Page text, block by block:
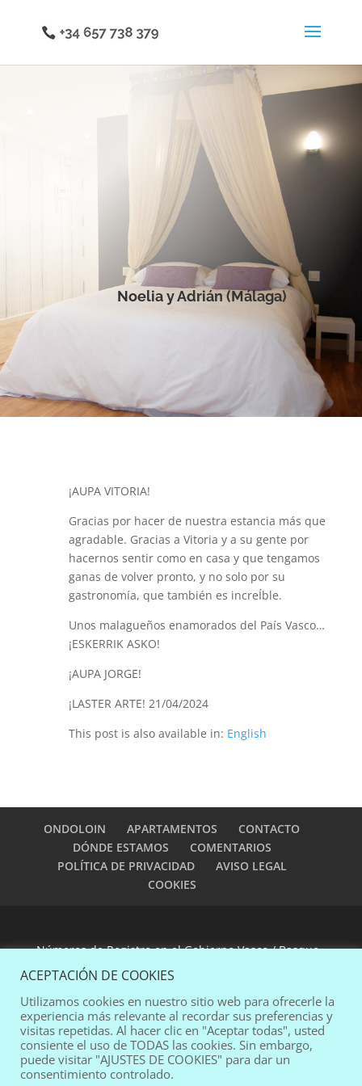
Noelia y Adrián (Málaga)
¡AUPA VITORIA!
Gracias por hacer de nuestra estancia más que
agradable. Gracias a Vitoria y a su gente por
hacernos sentir como en casa y que tengamos
ganas de volver pronto, y no solo por su
gastronomía, que también es increÍble.
Unos malagueños enamorados del País Vasco…
¡ESKERRIK ASKO!
¡AUPA JORGE!
¡LASTER ARTE! 21/04/2024
This post is also available in: English
Números de Registro en el Gobierno Vasco / Basque
Government Registration Numbers:
web design:pablomad
ONDOLOIN APARTAMENTOS
CONTACTO
DÓNDE ESTAMOS
COMENTARIOS
POLÍTICA DE PRIVACIDAD
AVISO LEGAL
COOKIES
ACEPTACIÓN DE COOKIES
Utilizamos cookies en nuestro sitio web para ofrecerle la
experiencia más relevante al recordar sus preferencias y
visitas repetidas. Al hacer clic en "Aceptar todas", usted
consiente el uso de TODAS las cookies. Sin embargo,
puede visitar "AJUSTES DE COOKIES" para dar un
consentimiento controlado.